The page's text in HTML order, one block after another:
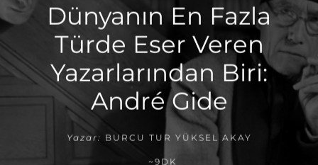
Dünyanın En Fazla
Türde Eser Veren
Yazarlarından Biri:
André Gide
Yazar: BURCU TUR YÜKSEL AKAY
~9DK